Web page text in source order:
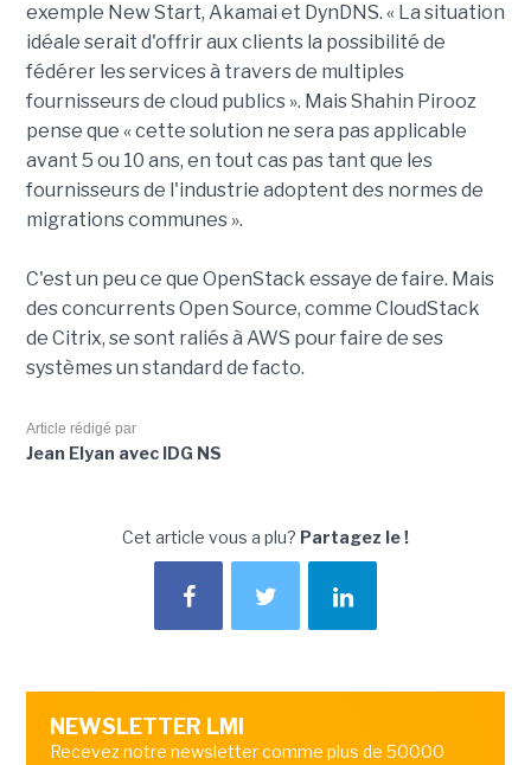
exemple New Start, Akamai et DynDNS. « La situation
idéale serait d'offrir aux clients la possibilité de
fédérer les services à travers de multiples
fournisseurs de cloud publics ». Mais Shahin Pirooz
pense que « cette solution ne sera pas applicable
avant 5 ou 10 ans, en tout cas pas tant que les
fournisseurs de l'industrie adoptent des normes de
migrations communes ».
C'est un peu ce que OpenStack essaye de faire. Mais
des concurrents Open Source, comme CloudStack
de Citrix, se sont raliés à AWS pour faire de ses
systèmes un standard de facto.
Article rédigé par
Jean Elyan avec IDG NS
Cet article vous a plu? Partagez le !
NEWSLETTER LMI
Recevez notre newsletter comme plus de 50000